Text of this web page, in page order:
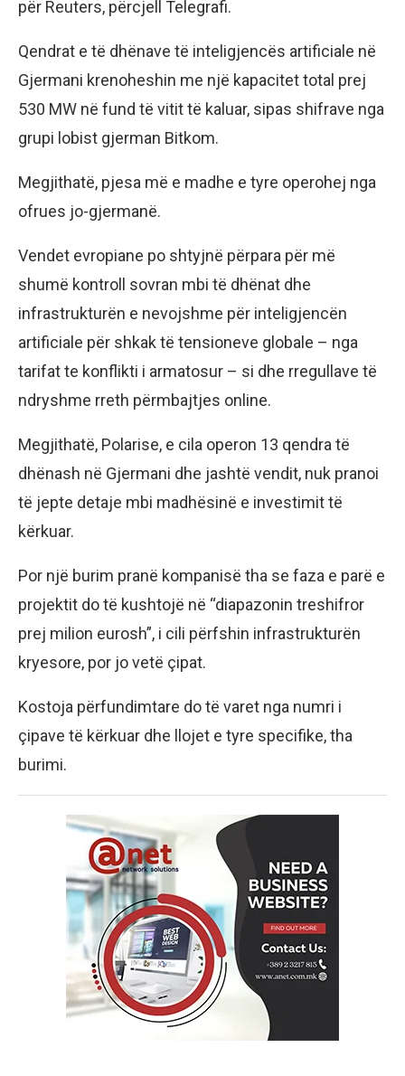
për Reuters, përcjell Telegrafi.
Qendrat e të dhënave të inteligjencës artificiale në
Gjermani krenoheshin me një kapacitet total prej
530 MW në fund të vitit të kaluar, sipas shifrave nga
grupi lobist gjerman Bitkom.
Megjithatë, pjesa më e madhe e tyre operohej nga
ofrues jo-gjermanë.
Vendet evropiane po shtyjnë përpara për më
shumë kontroll sovran mbi të dhënat dhe
infrastrukturën e nevojshme për inteligjencën
artificiale për shkak të tensioneve globale – nga
tarifat te konflikti i armatosur – si dhe rregullave të
ndryshme rreth përmbajtjes online.
Megjithatë, Polarise, e cila operon 13 qendra të
dhënash në Gjermani dhe jashtë vendit, nuk pranoi
të jepte detaje mbi madhësinë e investimit të
kërkuar.
Por një burim pranë kompanisë tha se faza e parë e
projektit do të kushtojë në “diapazonin treshifror
prej milion eurosh”, i cili përfshin infrastrukturën
kryesore, por jo vetë çipat.
Kostoja përfundimtare do të varet nga numri i
çipave të kërkuar dhe llojet e tyre specifike, tha
burimi.